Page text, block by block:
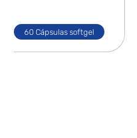
60 Cápsulas softgel